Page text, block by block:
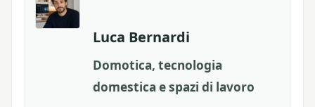
Luca Bernardi
Domotica, tecnologia
domestica e spazi di lavoro